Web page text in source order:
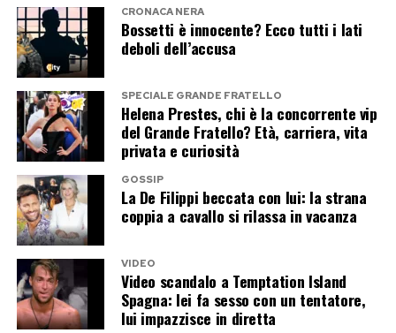
Ripristinare l’equilibrio perduto richiede un
immediato cambio di rotta, abbandonando le
routine complesse a favore di quello che i
cosmetologi definisconoskin fasting
minimalismo cutaneo. Il primo passo
terapeutico prevede la sospensione totale di
ogni forma di acido, peeling o derivato della
vitamina A per almeno tre o quattro settimane,
il tempo standard necessario al turnover
cellulare per rigenerare lo strato corneo. La cura
quotidiana deve ridursi a tre passaggi essenziali
e delicati: una detersione per affinità non
schiumogena, l’applicazione di creme barriera
CRONACA NERA
Bossetti è innocente? Ecco tutti i lati
deboli dell’accusa
SPECIALE GRANDE FRATELLO
Helena Prestes, chi è la concorrente vip
del Grande Fratello? Età, carriera, vita
privata e curiosità
GOSSIP
La De Filippi beccata con lui: la strana
coppia a cavallo si rilassa in vacanza
VIDEO
Video scandalo a Temptation Island
Spagna: lei fa sesso con un tentatore,
lui impazzisce in diretta